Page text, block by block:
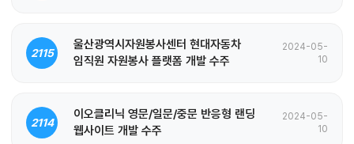
2115
울산광역시자원봉사센터 현대자동차
임직원 자원봉사 플랫폼 개발 수주
2024-05-
10
2114
이오클리닉 영문/일문/중문 반응형 랜딩
웹사이트 개발 수주
2024-05-
10